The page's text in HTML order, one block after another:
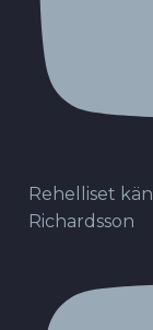
Rehelliset
Richardsson